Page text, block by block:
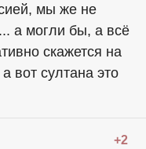
мы же не
а могли бы, а всё
скажется на
вот султана это
+2